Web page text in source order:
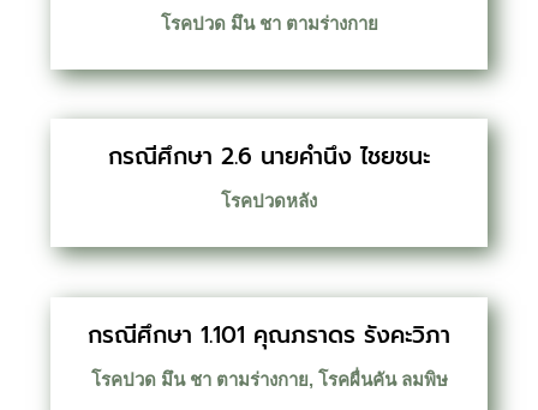
โรคปวด มึน ชา ตามร่างกาย
กรณีศึกษา 2.6 นายคำนึง ไชยชนะ
โรคปวดหลัง
กรณีศึกษา 1.101 คุณภราดร รังคะวิภา
โรคปวด มึน ชา ตามร่างกาย, โรคผื่นคัน ลมพิษ